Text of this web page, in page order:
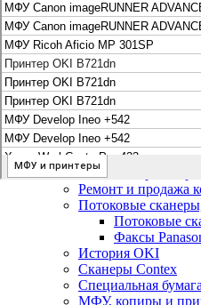
Цифровые
МФУ, сканеры,
Плоттеры
Принтеры и
Сканеры
Распродажа
МФУ, сканеры,
Принтеры и
Плоттеры hp
МФУ, копиры и
МФУ, копиры и
Ремонт и продажа
Потоковые
Потоковые
Факсы
История OKI
Сканеры Contex
Специальная
МФУ, копиры и